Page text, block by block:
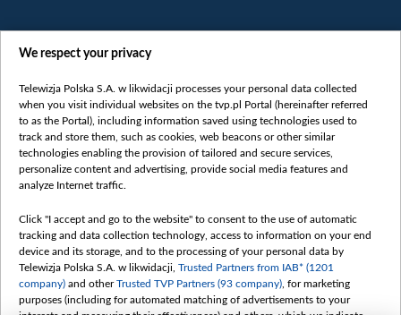
Категорії
Новини
Докладно
Погляд
Цікаво
Slawa.tv
We respect your privacy
Telewizja Polska S.A. w likwidacji processes your personal data collected
when you visit individual websites on the tvp.pl Portal (hereinafter referred
to as the Portal), including information saved using technologies used to
track and store them, such as cookies, web beacons or other similar
technologies enabling the provision of tailored and secure services,
personalize content and advertising, provide social media features and
analyze Internet traffic.
Click "I accept and go to the website" to consent to the use of automatic
tracking and data collection technology, access to information on your end
device and its storage, and to the processing of your personal data by
Telewizja Polska S.A. w likwidacji, Trusted Partners from IAB* (1201
company) and otherTrusted TVP Partners (93 company) , for marketing
purposes (including for automated matching of advertisements to your